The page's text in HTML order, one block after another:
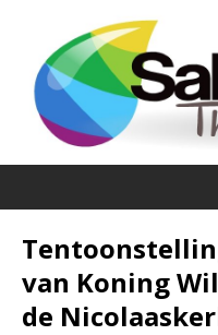
van Koning
de